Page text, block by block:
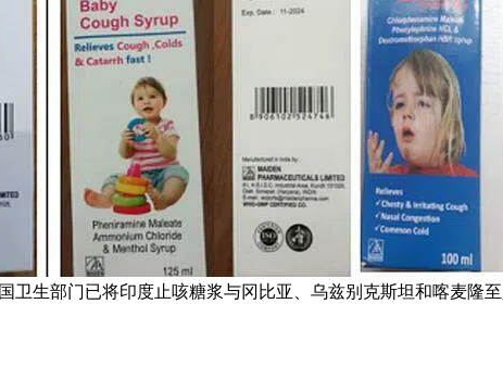
卫生部门已将印度止咳糖浆与冈比亚、乌兹别克斯坦和喀麦隆